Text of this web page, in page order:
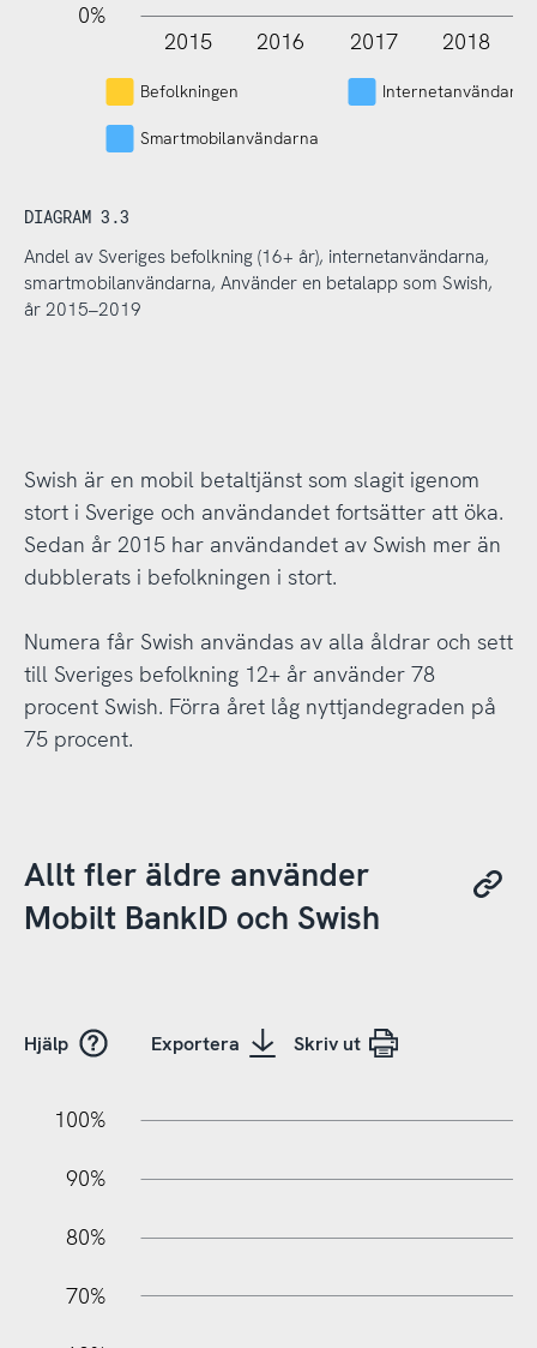
0%
L
2015 2016 2017 2018
Befolkningen Internetanvändarna
Smartmobilanvändarna
DIAGRAM 3.3
Andel av Sveriges befolkning (16+ år), internetanvändarna,
smartmobilanvändarna, Använder en betalapp som Swish,
år 2015–2019
Swish är en mobil betaltjänst som slagit igenom
stort i Sverige och användandet fortsätter att öka.
Sedan år 2015 har användandet av Swish mer än
dubblerats i befolkningen i stort.
Numera får Swish användas av alla åldrar och sett
till Sveriges befolkning 12+ år använder 78
procent Swish. Förra året låg nyttjandegraden på
75 procent.
Allt fler äldre använder
Mobilt BankID och Swish
Hjälp Exportera Skriv ut
100%
90%
80%
70%